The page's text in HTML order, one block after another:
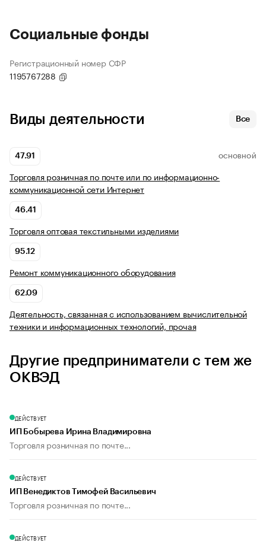
Социальные фонды
Регистрационный номер СФР
1195767288
Виды деятельности Все
47.91 ОСНОВНОЙ
Торговля розничная по почте или по информационно-
коммуникационной сети Интернет
46.41
Торговля оптовая текстильными изделиями
95.12
Ремонт коммуникационного оборудования
62.09
Деятельность, связанная с использованием вычислительной
техники и информационных технологий, прочая
Другие предприниматели с тем же
ОКВЭД
ДЕЙСТВУЕТ
ИП Бобырева Ирина Владимировна
Торговля розничная по почте...
ДЕЙСТВУЕТ
ИП Венедиктов Тимофей Васильевич
Торговля розничная по почте...
ДЕЙСТВУЕТ